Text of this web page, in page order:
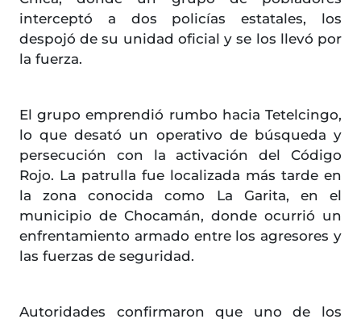
interceptó a dos policías estatales, los
despojó de su unidad oficial y se los llevó por
la fuerza.
El grupo emprendió rumbo hacia Tetelcingo,
lo que desató un operativo de búsqueda y
persecución con la activación del Código
Rojo. La patrulla fue localizada más tarde en
la zona conocida como La Garita, en el
municipio de Chocamán, donde ocurrió un
enfrentamiento armado entre los agresores y
las fuerzas de seguridad.
Autoridades confirmaron que uno de los